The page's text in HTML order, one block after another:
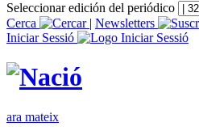
Seleccionar edición del periódico
Cerca
| Newsletters
Iniciar Sessió
ara mateix